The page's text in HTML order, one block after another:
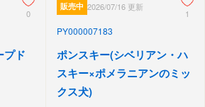
0
プド
販売中 2026/07/16 更新
1
PY000007183
ポンスキー(シベリアン・ハ
スキー×ポメラニアンのミッ
クス犬)